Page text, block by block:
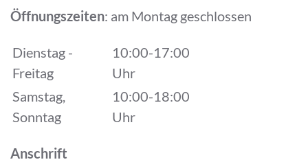
Öffnungszeiten: am Montag geschlossen
Dienstag -
Freitag
10:00-17:00
Uhr
Samstag,
Sonntag
10:00-18:00
Uhr
Anschrift